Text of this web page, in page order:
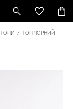
ТОПИ / ТОП ЧОРНИЙ